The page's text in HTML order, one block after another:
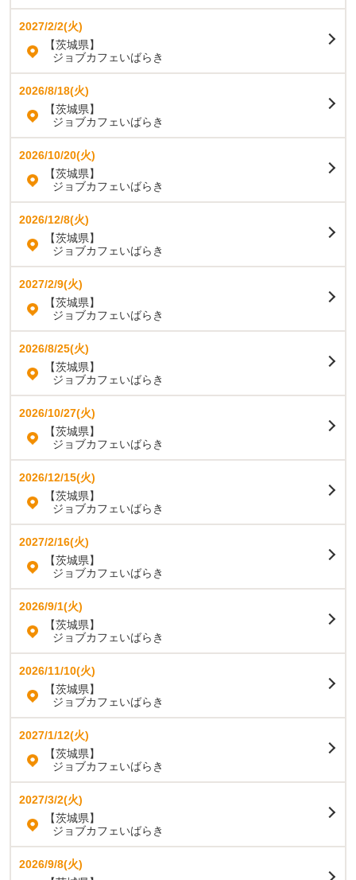
2027/2/2(火)
【茨城県】
ジョブカフェいばらき
2026/8/18(火)
【茨城県】
ジョブカフェいばらき
2026/10/20(火)
【茨城県】
ジョブカフェいばらき
2026/12/8(火)
【茨城県】
ジョブカフェいばらき
2027/2/9(火)
【茨城県】
ジョブカフェいばらき
2026/8/25(火)
【茨城県】
ジョブカフェいばらき
2026/10/27(火)
【茨城県】
ジョブカフェいばらき
2026/12/15(火)
【茨城県】
ジョブカフェいばらき
2027/2/16(火)
【茨城県】
ジョブカフェいばらき
2026/9/1(火)
【茨城県】
ジョブカフェいばらき
2026/11/10(火)
【茨城県】
ジョブカフェいばらき
2027/1/12(火)
【茨城県】
ジョブカフェいばらき
2027/3/2(火)
【茨城県】
ジョブカフェいばらき
2026/9/8(火)